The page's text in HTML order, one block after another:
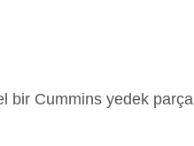
bir Cummins yedek parça